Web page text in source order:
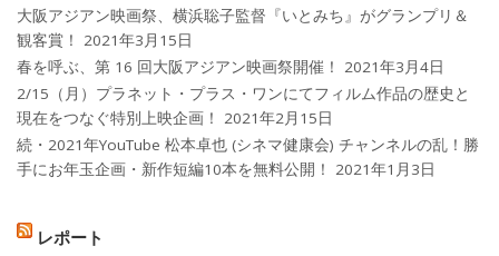
大阪アジアン映画祭、横浜聡子監督『いとみち』がグランプリ＆
観客賞！
2021年3月15日
春を呼ぶ、第 16 回大阪アジアン映画祭開催！
2021年3月4日
2/15（月）プラネット・プラス・ワンにてフィルム作品の歴史と
現在をつなぐ特別上映企画！
2021年2月15日
続・2021年YouTube 松本卓也 (シネマ健康会) チャンネルの乱！勝
手にお年玉企画・新作短編10本を無料公開！
2021年1月3日
レポート